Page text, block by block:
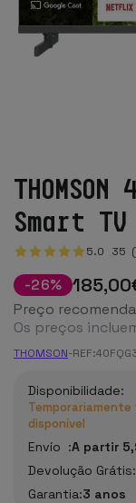
Smart TV
5.0 35
-26% 185,00
Preço
Os preços
THOMSON-REF:
Disponibilidade:
disponível
Envío :A partir
Devolução Grátis:
Garantia:3 anos